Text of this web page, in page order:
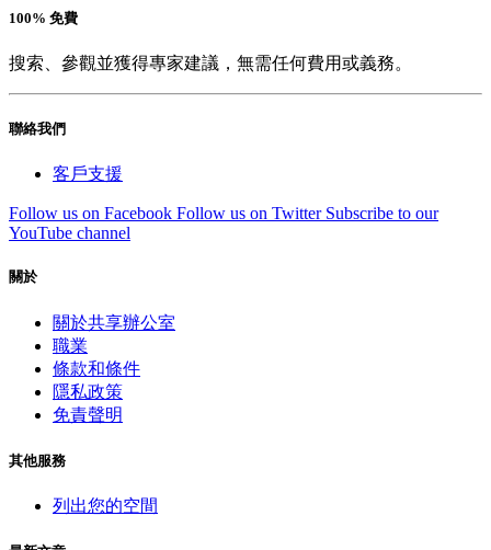
100% 免費
搜索、參觀並獲得專家建議，無需任何費用或義務。
聯絡我們
客戶支援
Follow us on Facebook Follow us on Twitter Subscribe to our
YouTube channel
關於
關於共享辦公室
職業
條款和條件
隱私政策
免責聲明
其他服務
列出您的空間